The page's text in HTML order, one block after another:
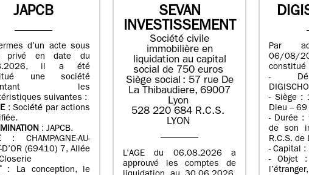
JAPCB
d’un acte sous
privé en date du
il a été
une société
les
suivantes :
: Société par actions
: JAPCB.
: CHAMPAGNE-AU-
D’OR (69410) 7, Allée
: La conception, le
SEVAN
INVESTISSEMENT
Société civile
immobilière en
liquidation ​au capital
social de 750 euros​
Siège social : ​57 rue De
La Thibaudiere, 69007
Lyon​
​​528 220 684​ R.C.S. ​
LYON​
L’AGE du 06.08.2026 a
approuvé les comptes de
Par
06/08/
constitué
-
- Siège :
Dieu – 69
- Durée :
de son
R.C.S. de
- Capital
- Objet